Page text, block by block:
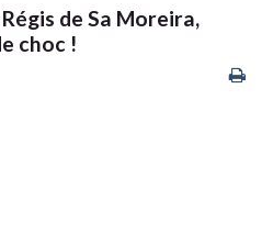
de Sa Moreira,
choc !